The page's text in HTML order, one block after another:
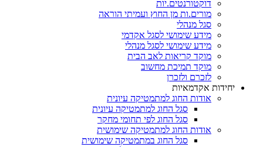
דוקטורנטים.יות
מורים.ות מן החוץ ועמיתי הוראה
סגל מנהלי
מידע שימושי לסגל אקדמי
מידע שימושי לסגל מנהלי
מוקד קריאות לאב הבית
מוקד תמיכת מחשוב
לזכרם ולזכרן
יחידות אקדמאיות
אודות החוג למתמטיקה עיונית
סגל החוג למתמטיקה עיונית
סגל החוג לפי תחומי מחקר
אודות החוג למתמטיקה שימושית
סגל החוג במתמטיקה שימושית